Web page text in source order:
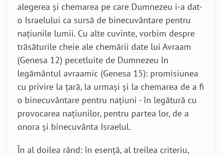
alegerea și chemarea pe care Dumnezeu i-a dat-
o Israelului ca sursă de binecuvântare pentru
națiunile lumii. Cu alte cuvinte, vorbim despre
trăsăturile cheie ale chemării date lui Avraam
(Genesa 12) pecetluite de Dumnezeu în
legământul avraamic (Genesa 15): promisiunea
cu privire la țară, la urmași și la chemarea de a fi
o binecuvântare pentru națiuni - în legătură cu
provocarea națiunilor, pentru partea lor, de a
onora și binecuvânta Israelul.
În al doilea rând: în esență, al treilea criteriu,